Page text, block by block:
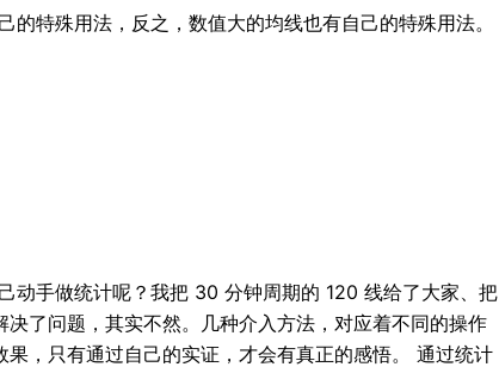
特殊用法，反之，数值大的均线也有自己的特殊用法。
动手做统计呢？我把 30 分钟周期的 120 线给了大家、把
了问题，其实不然。几种介入方法，对应着不同的操作
， 只有通过自己的实证，才会有真正的感悟。 通过统计